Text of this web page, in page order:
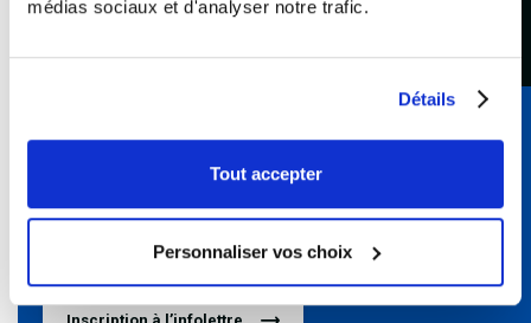
médias sociaux et d'analyser notre trafic.
Détails
Tout accepter
Personnaliser vos choix
BLEUFEU
Pour connaître nos primeurs et nos préventes
exclusives!